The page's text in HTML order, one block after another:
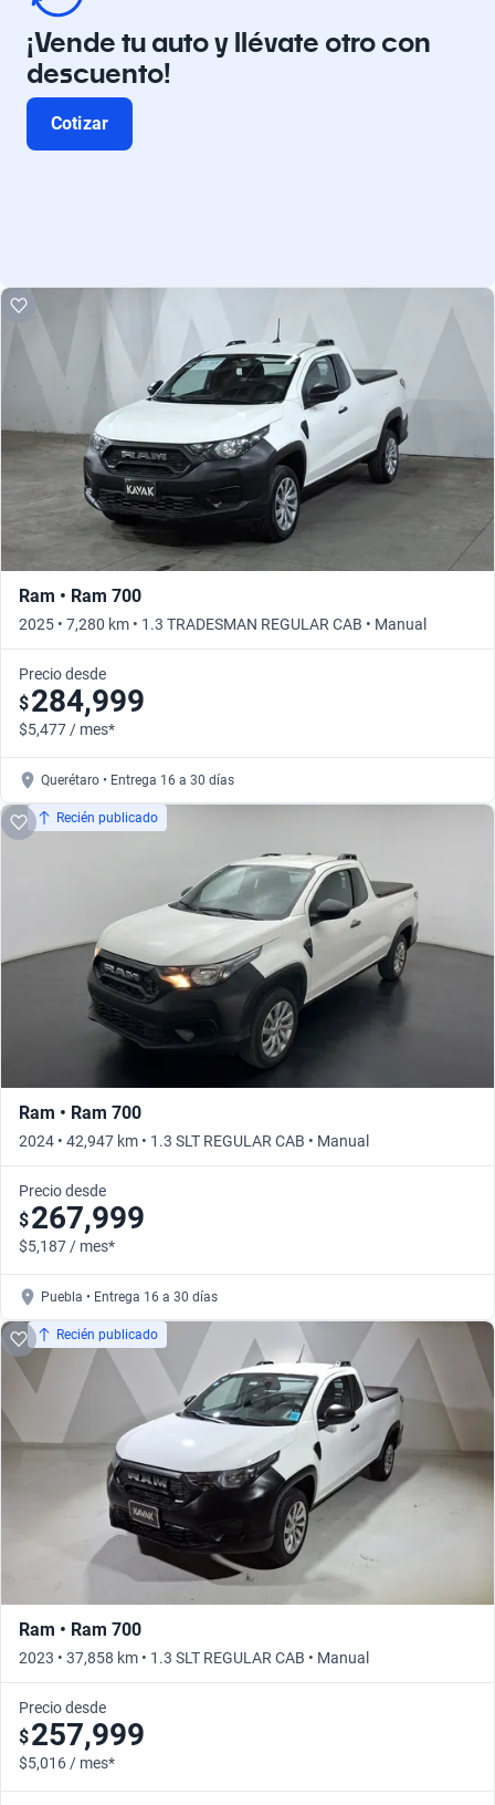
¡Vende tu auto y llévate otro con
descuento!
Cotizar
Ram • Ram 700
2025 • 7,280 km • 1.3 TRADESMAN REGULAR CAB • Manual
Precio desde
$284,999
$5,477 / mes*
Querétaro • Entrega 16 a 30 días
Recién publicado
Ram • Ram 700
2024 • 42,947 km • 1.3 SLT REGULAR CAB • Manual
Precio desde
$267,999
$5,187 / mes*
Puebla • Entrega 16 a 30 días
Recién publicado
Ram • Ram 700
2023 • 37,858 km • 1.3 SLT REGULAR CAB • Manual
Precio desde
$257,999
$5,016 / mes*